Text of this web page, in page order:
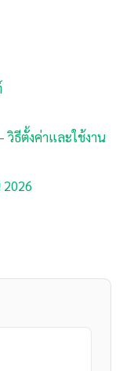
วิธีตั้งค่าและใช้งาน